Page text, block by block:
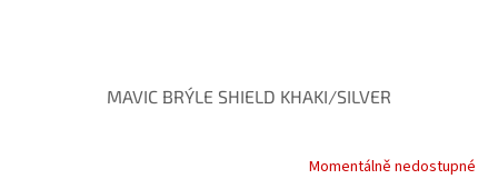
MAVIC BRÝLE SHIELD KHAKI/SILVER
Momentálně nedostupné